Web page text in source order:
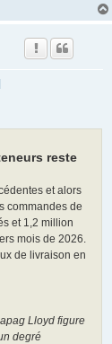
reste
et alors
commandes de
et 1,2 million
mois de 2026.
de livraison en
Lloyd figure
degré